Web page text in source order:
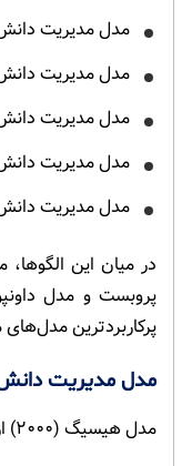
مدل مدیریت
مدل مدیریت
مدل مدیریت
مدل مدیریت
مدل مدیریت
در میان این
پروبست و مدل
پرکاربردترین
مدل مدیریت
مدل هیسیگ (۲۰۰۰) از چهار فرایند زیر تشکیل شده است: